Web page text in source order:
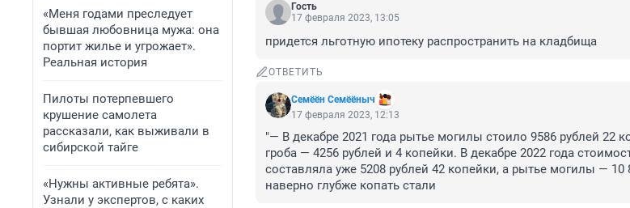
«Меня годами преследует
бывшая любовница мужа: она
портит жилье и угрожает».
Реальная история
Пилоты потерпевшего
крушение самолета
рассказали, как выживали в
сибирской тайге
«Нужны активные ребята».
Узнали у экспертов, с каких
Гость
17 февраля 2023, 13:05
придется льготную ипотеку распространить на кладбища
ОТВЕТИТЬ
Семёён Семёёныч
17 февраля 2023, 12:13
"— В декабре 2021 года рытье могилы стоило 9586 рублей 22
гроба — 4256 рублей и 4 копейки. В декабре 2022 года
составляла уже 5208 рублей 42 копейки, а рытье могилы — 10
наверно глубже копать стали